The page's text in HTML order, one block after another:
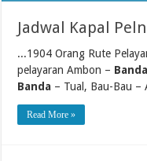
Jadwal Kapal
...1904 Orang Rute
pelayaran Ambon – Banda
Banda – Tual, Bau-Bau –
Read More »